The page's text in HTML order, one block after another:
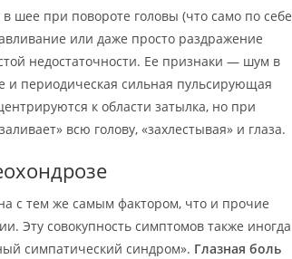
шее при повороте головы (что само по себе
или даже просто раздражение
недостаточности. Ее признаки — шум в
и периодическая сильная пульсирующая
к области затылка, но при
всю голову, «захлестывая» и глаза.
с тем же самым фактором, что и прочие
Эту совокупность симптомов также иногда
симпатический синдром». Глазная боль